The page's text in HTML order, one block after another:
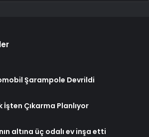
Şarampole Devrildi
İşten Çıkarma Planlıyor
altına üç odalı ev inşa etti